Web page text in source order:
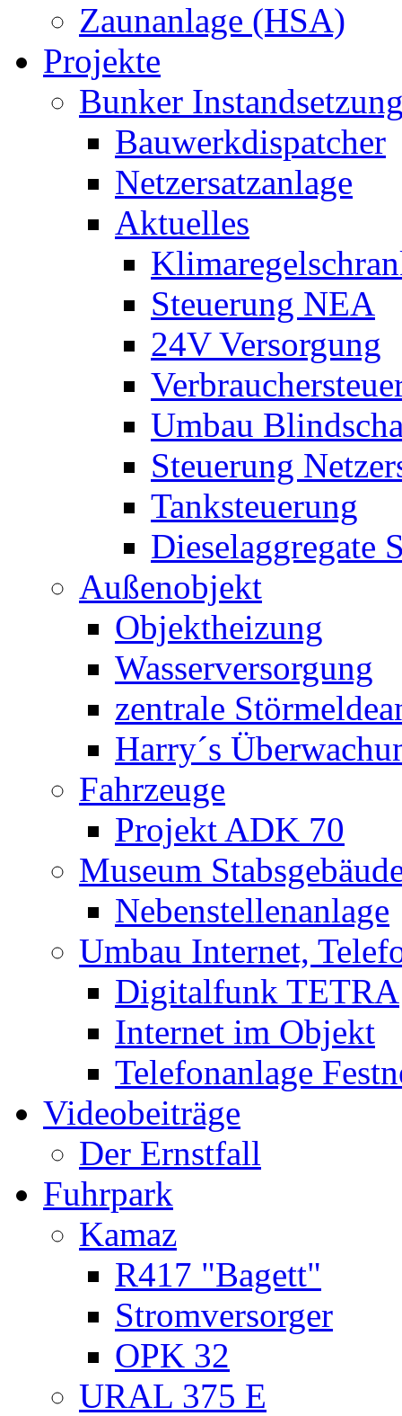
Zaunanlage (HSA)
Projekte
Bunker
Bauwerkdispatcher
Netzersatzanlage
Aktuelles
Steuerung NEA
24V Versorgung
Umbau
Steuerung
Tanksteuerung
Dieselaggregate
Außenobjekt
Objektheizung
Wasserversorgung
zentrale
Harry´s
Fahrzeuge
Projekt ADK 70
Museum
Nebenstellenanlage
Umbau Internet,
Digitalfunk TETRA
Internet im Objekt
Telefonanlage
Videobeiträge
Der Ernstfall
Fuhrpark
Kamaz
R417 "Bagett"
Stromversorger
OPK 32
URAL 375 E